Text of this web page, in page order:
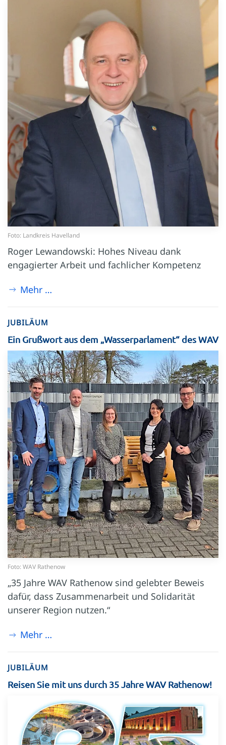
Foto: Landkreis Havelland
Roger Lewandowski: Hohes Niveau dank
engagierter Arbeit und fachlicher Kompetenz
Mehr …
JUBILÄUM
Ein Grußwort aus dem „Wasserparlament“ des WAV
Foto: WAV Rathenow
„35 Jahre WAV Rathenow sind gelebter Beweis
dafür, dass Zusammenarbeit und Solidarität
unserer Region nutzen.“
Mehr …
JUBILÄUM
Reisen Sie mit uns durch 35 Jahre WAV Rathenow!